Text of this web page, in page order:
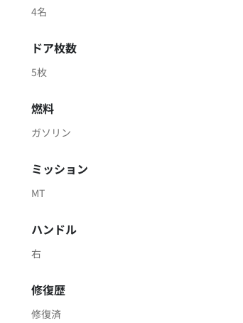
4名
ドア枚数
5枚
燃料
ガソリン
ミッション
MT
ハンドル
右
修復歴
修復済